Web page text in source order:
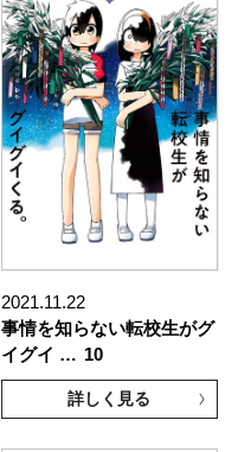
2021.11.22
事情を知らない転校生がグ
イグイ … 10
詳しく見る